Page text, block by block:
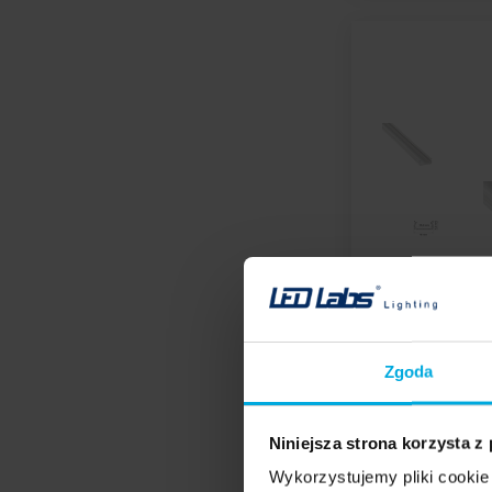
Zgoda
Niniejsza strona korzysta z
Wykorzystujemy pliki